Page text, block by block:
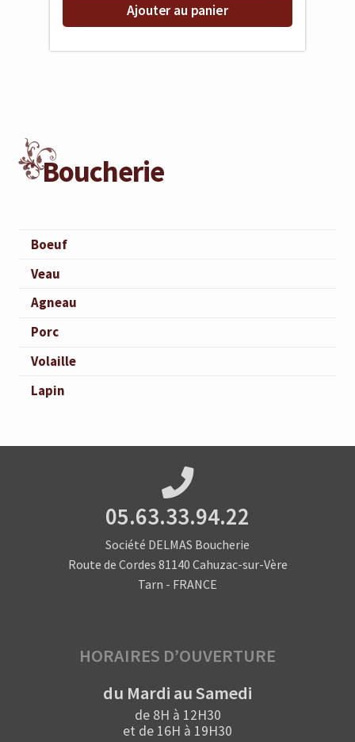
Ajouter au panier
Boucherie
Boeuf
Veau
Agneau
Porc
Volaille
Lapin
05.63.33.94.22
Société DELMAS Boucherie
Route de Cordes 81140 Cahuzac-sur-Vère
Tarn - FRANCE
HORAIRES D’OUVERTURE
du Mardi au Samedi
de 8H à 12H30
et de 16H à 19H30